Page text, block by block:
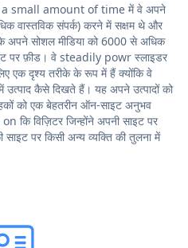
a small amount of time में वे अपने
वास्तविक संपर्क) करने में सक्षम थे और
सोशल मीडिया को 6000 से अधिक
पर फ़ीड। वे steadily powr स्लाइडर
एक दृश्य तरीके के रूप में हैं क्योंकि वे
कैसे दिखते हैं। यह अपने उत्पादों को
को एक बेहतरीन ऑन-साइट अनुभव
कि विज़िटर जिन्होंने अपनी साइट पर
पर किसी अन्य व्यक्ति की तुलना में